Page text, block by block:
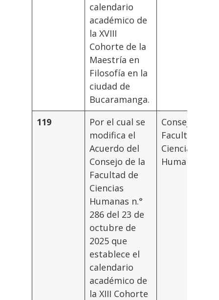
calendario
académico de
la XVIII
Cohorte de la
Maestría en
Filosofía en la
ciudad de
Bucaramanga.
119
Por el cual se
modifica el
Acuerdo del
Consejo de la
Facultad de
Ciencias
Humanas n.°
286 del 23 de
octubre de
2025 que
establece el
calendario
académico de
la XIII Cohorte
Consejo
Facultad
Ciencias
Humanas